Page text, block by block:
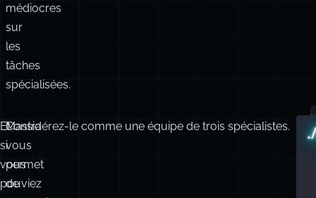
médiocres
sur
les
tâches
spécialisées.
Et
si
vous
pouviez
Mastra
vous
permet
de
Considérez-le comme une équipe de trois spécialistes.
a